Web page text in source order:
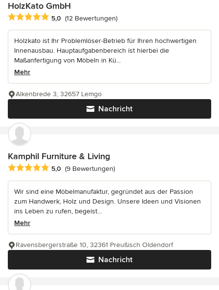
HolzKato GmbH
Durchschnittliche Bewertung: 5 von 5 Sternen
5,0 (12 Bewertungen)
Holzkato ist Ihr Problemlöser-Betrieb für Ihren hochwertigen
Innenausbau. Hauptaufgabenbereich ist hierbei die
Maßanfertigung von Möbeln in Kü...
Mehr
Nachricht
Alkenbrede 3, 32657 Lemgo
Kamphil Furniture & Living
Durchschnittliche Bewertung: 5 von 5 Sternen
5,0 (9 Bewertungen)
Wir sind eine Möbelmanufaktur, gegründet aus der Passion
zum Handwerk, Holz und Design. Unsere Ideen und Visionen
ins Leben zu rufen, begeist...
Mehr
Nachricht
Ravensbergerstraße 10, 32361 Preußisch Oldendorf